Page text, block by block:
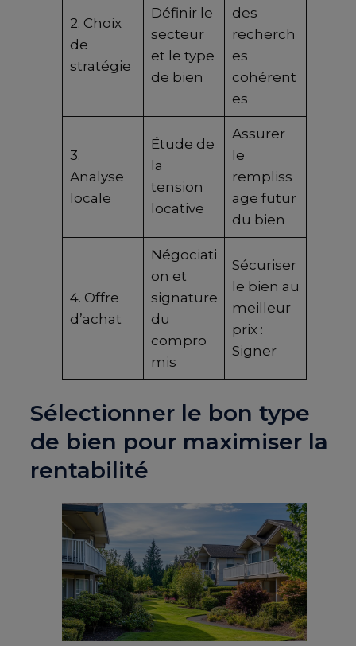
2. Choix
de
stratégie
Définir le
secteur
et le type
de bien
des
recherch
es
cohérent
es
3.
Analyse
locale
Étude de
la
tension
locative
Assurer
le
rempliss
age futur
du bien
4. Offre
d’achat
Négociati
on et
signature
du
compro
mis
Sécuriser
le bien au
meilleur
prix :
Signer
Sélectionner le bon type
de bien pour maximiser la
rentabilité